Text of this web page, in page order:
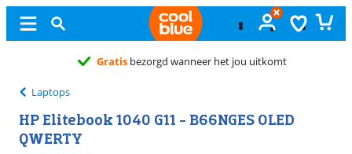
Gratisruilen
Laptops
HP Elitebook 1040 G11 - B66NGES OLED
QWERTY